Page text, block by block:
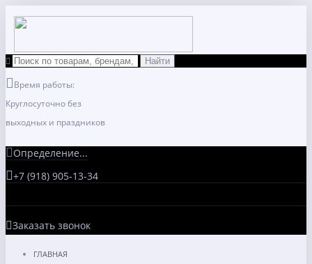
Время работы:
Круглосуточно без
выходных и праздников
Определение...
+7 (918) 905-13-34
Заказать звонок
ГЛАВНАЯ